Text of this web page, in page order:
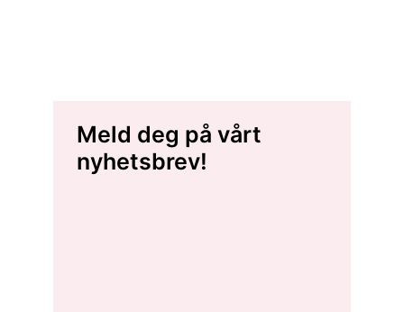
Meld deg på vårt
nyhetsbrev!